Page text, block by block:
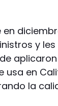
y
usa en
la